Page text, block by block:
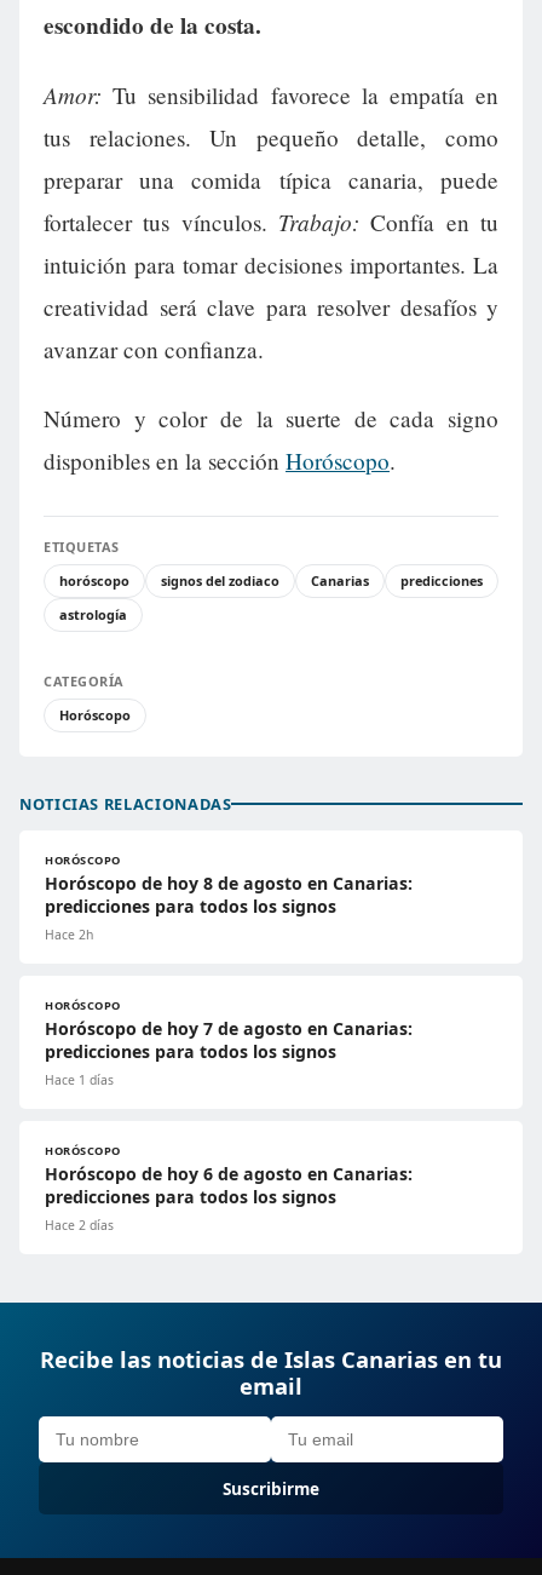
escondido de la costa.
Amor: Tu sensibilidad favorece la empatía en
tus relaciones. Un pequeño detalle, como
preparar una comida típica canaria, puede
fortalecer tus vínculos. Trabajo: Confía en tu
intuición para tomar decisiones importantes. La
creatividad será clave para resolver desafíos y
avanzar con confianza.
Número y color de la suerte de cada signo
disponibles en la sección Horóscopo.
ETIQUETAS
horóscopo
signos del zodiaco Canarias
predicciones
astrología
CATEGORÍA
Horóscopo
NOTICIAS RELACIONADAS
HORÓSCOPO
Horóscopo de hoy 8 de agosto en Canarias:
predicciones para todos los signos
Hace 2h
HORÓSCOPO
Horóscopo de hoy 7 de agosto en Canarias:
predicciones para todos los signos
Hace 1 días
HORÓSCOPO
Horóscopo de hoy 6 de agosto en Canarias:
predicciones para todos los signos
Hace 2 días
Recibe las noticias de Islas Canarias en tu
email
Suscribirme